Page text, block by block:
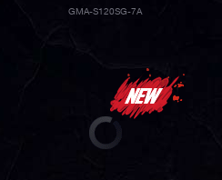
GMA-S120SG-7A